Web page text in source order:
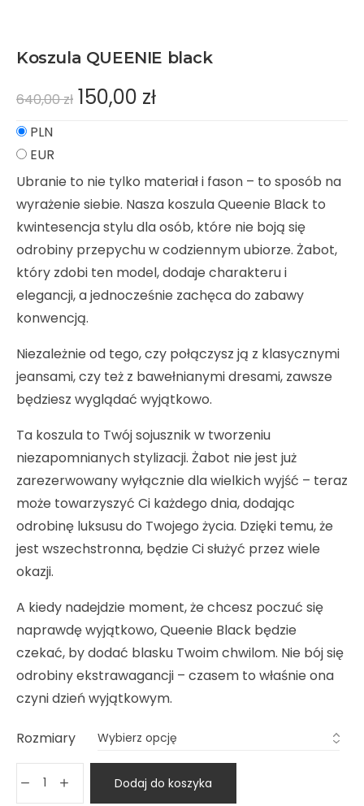
Koszula QUEENIE black
640,00zł 150,00 zł
PLN
EUR
Ubranie to nie tylko materiał i fason – to sposób na
wyrażenie siebie. Nasza koszula Queenie Black to
kwintesencja stylu dla osób, które nie boją się
odrobiny przepychu w codziennym ubiorze. Żabot,
który zdobi ten model, dodaje charakteru i
elegancji, a jednocześnie zachęca do zabawy
konwencją.
Niezależnie od tego, czy połączysz ją z klasycznymi
jeansami, czy też z bawełnianymi dresami, zawsze
będziesz wyglądać wyjątkowo.
Ta koszula to Twój sojusznik w tworzeniu
niezapomnianych stylizacji. Żabot nie jest już
zarezerwowany wyłącznie dla wielkich wyjść – teraz
może towarzyszyć Ci każdego dnia, dodając
odrobinę luksusu do Twojego życia. Dzięki temu, że
jest wszechstronna, będzie Ci służyć przez wiele
okazji.
A kiedy nadejdzie moment, że chcesz poczuć się
naprawdę wyjątkowo, Queenie Black będzie
czekać, by dodać blasku Twoim chwilom. Nie bój się
odrobiny ekstrawagancji – czasem to właśnie ona
czyni dzień wyjątkowym.
Rozmiary
Dodaj do koszyka